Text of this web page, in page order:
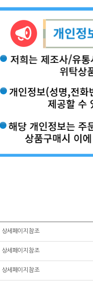
상세페이지 참조
상세페이지 참조
상세페이지 참조